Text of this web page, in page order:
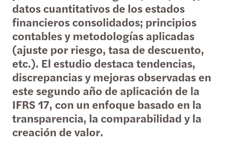
datos cuantitativos de los estados
financieros consolidados; principios
contables y metodologías aplicadas
(ajuste por riesgo, tasa de descuento,
etc.). El estudio destaca tendencias,
discrepancias y mejoras observadas en
este segundo año de aplicación de la
IFRS 17, con un enfoque basado en la
transparencia, la comparabilidad y la
creación de valor.